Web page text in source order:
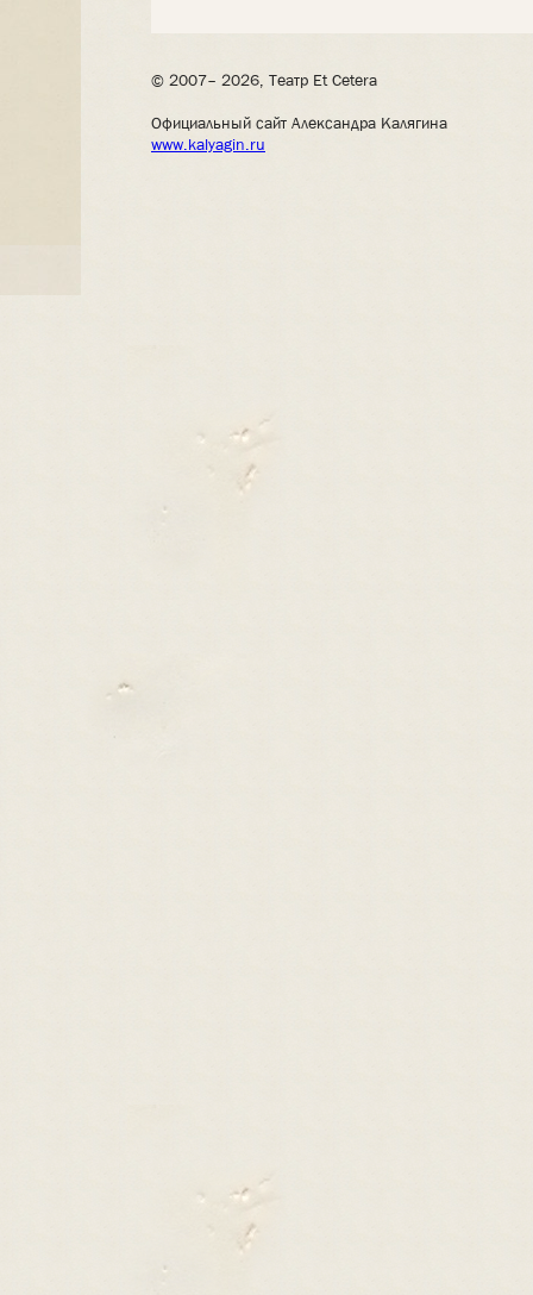
© 2007– 2026, Театр Et Cetera
Официальный сайт Александра Калягина
www.kalyagin.ru